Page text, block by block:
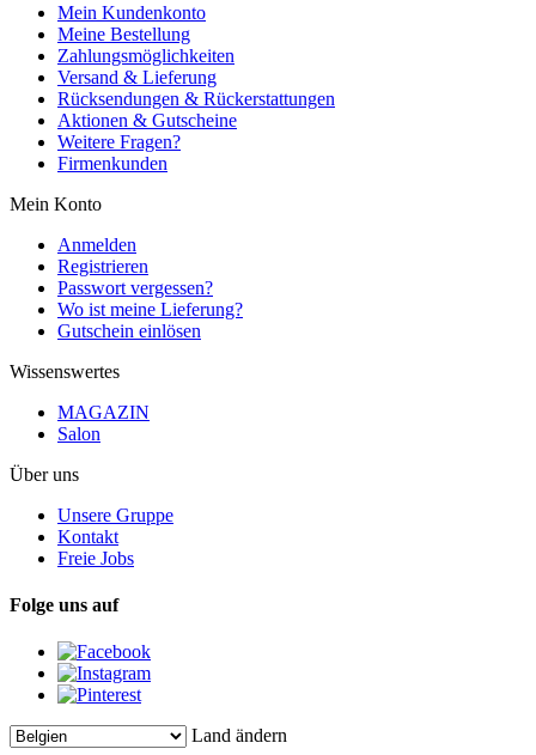
Mein Kundenkonto
Meine Bestellung
Zahlungsmöglichkeiten
Versand & Lieferung
Rücksendungen & Rückerstattungen
Aktionen & Gutscheine
Weitere Fragen?
Firmenkunden
Mein Konto
Anmelden
Registrieren
Passwort vergessen?
Wo ist meine Lieferung?
Gutschein einlösen
Wissenswertes
MAGAZIN
Salon
Über uns
Unsere Gruppe
Kontakt
Freie Jobs
Folge uns auf
Land ändern